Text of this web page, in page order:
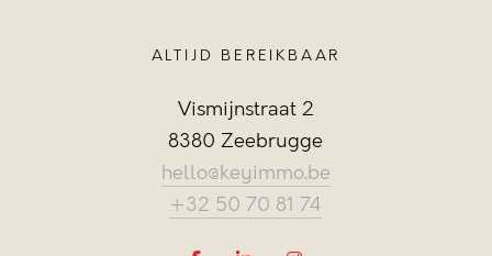
ALTIJD BEREIKBAAR
Vismijnstraat 2
8380 Zeebrugge
hello@keyimmo.be
+32 50 70 81 74